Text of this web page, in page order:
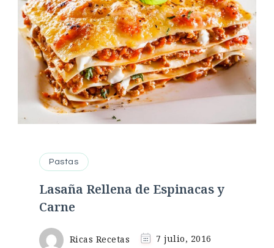
Pastas
Lasaña Rellena de Espinacas y
Carne
Ricas Recetas 7 julio, 2016